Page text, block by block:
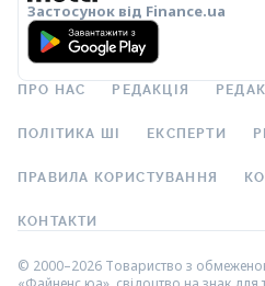
Застосунок від Finance.ua
ПРО НАС РЕДАКЦІЯ
ПОЛІТИКА ШІ ЕКСПЕРТИ
ПРАВИЛА КОРИСТУВАННЯ
КОНТАКТИ
© 2000–2026 Товариство з